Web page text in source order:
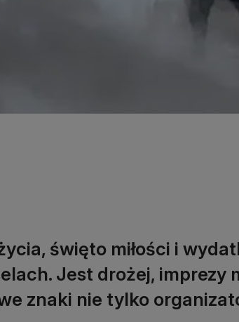
święto miłości i
Jest drożej, imprezy
znaki nie tylko